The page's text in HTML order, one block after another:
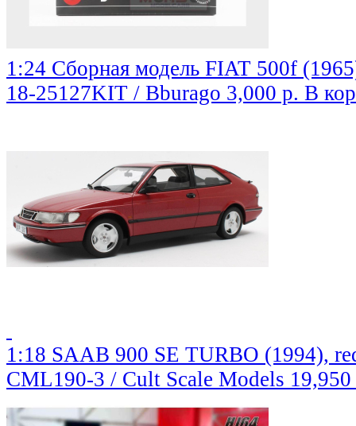
1:24 Сборная модель FIAT 500f
18-25127KIT / Bburago 3,000 р. В
1:18 SAAB 900 SE TURBO (1994),
CML190-3 / Cult Scale Models